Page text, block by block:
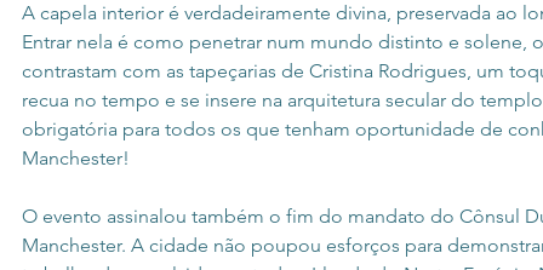
A capela interior é verdadeiramente divina, preservada ao
Entrar nela é como penetrar num mundo distinto e solene,
contrastam com as tapeçarias de Cristina Rodrigues, um
recua no tempo e se insere na arquitetura secular do
obrigatória para todos os que tenham oportunidade de
Manchester!
O evento assinalou também o fim do mandato do Cônsul
Manchester. A cidade não poupou esforços para